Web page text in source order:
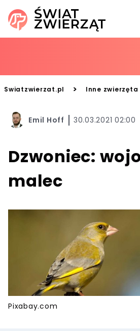
Swiatzwierzat.pl > Inne zwierzęta
Emil Hoff 30.03.2021 02:00
Dzwoniec:
malec
Pixabay.com